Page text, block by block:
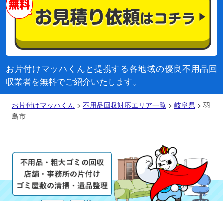
お片付けマッハくんと提携する各地域の優良不用品回
収業者を無料でご紹介いたします。
お片付けマッハくん > 不用品回収対応エリア一覧> 岐阜県 > 羽
島市